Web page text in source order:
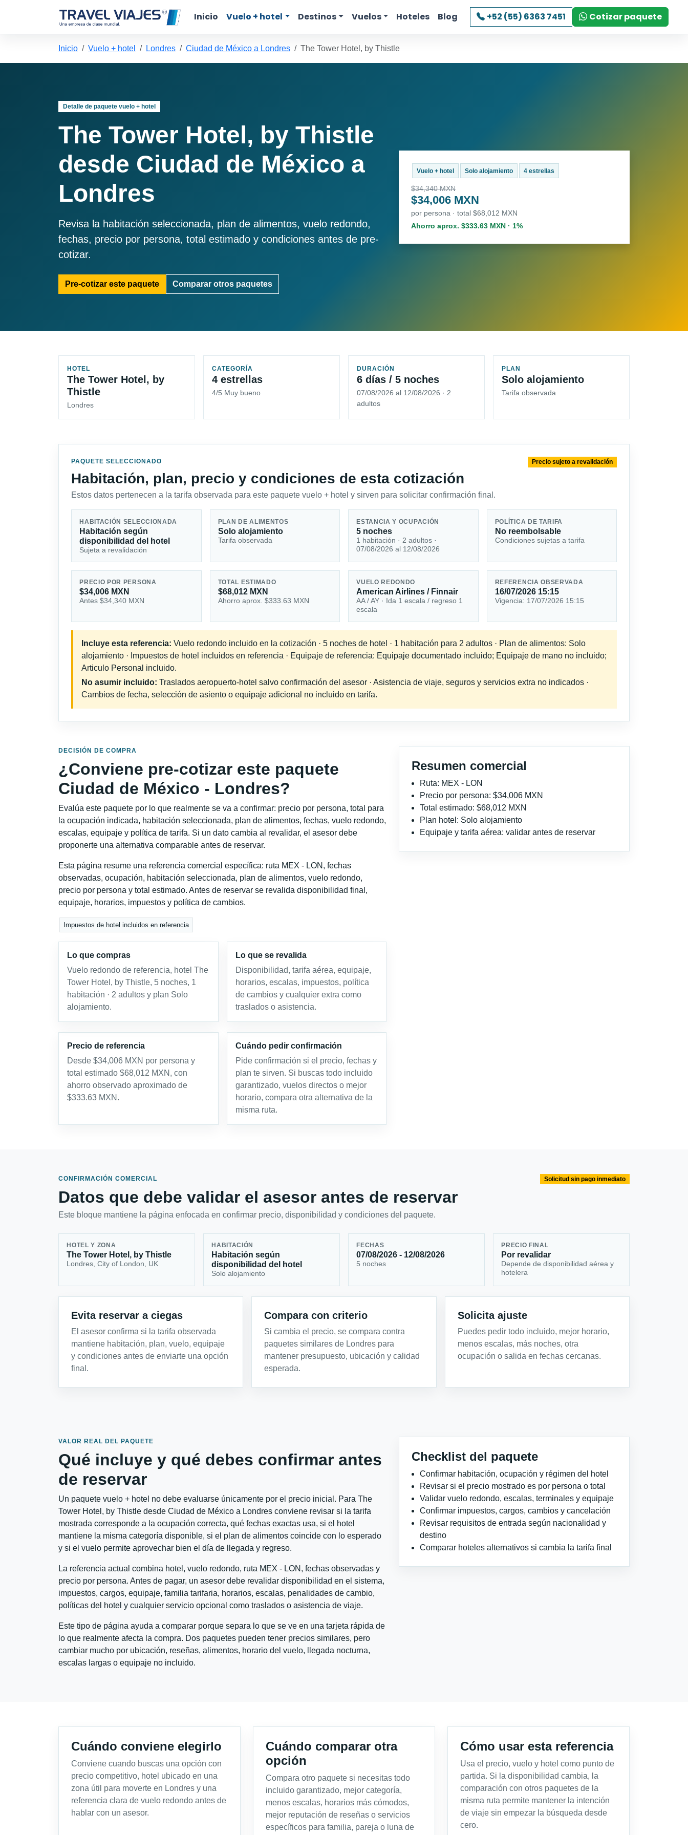
Inicio Vuelo + hotel Destinos Vuelos Hoteles Blog +52 (55) 6363 7451 Cotizar paquete
Inicio Vuelo + hotel Londres Ciudad de México a Londres The Tower Hotel, by Thistle
Detalle de paquete vuelo + hotel
The Tower Hotel, by Thistle
desde Ciudad de México a
Londres
Revisa la habitación seleccionada, plan de alimentos, vuelo redondo,
fechas, precio por persona, total estimado y condiciones antes de pre-
cotizar.
Pre-cotizar este paquete Comparar otros paquetes
Vuelo + hotel Solo alojamiento 4 estrellas
$34,340 MXN
$34,006 MXN
por persona · total $68,012 MXN
Ahorro aprox. $333.63 MXN · 1%
HOTEL
The Tower Hotel, by
Thistle
Londres
CATEGORÍA
4 estrellas
4/5 Muy bueno
DURACIÓN
6 días / 5 noches
07/08/2026 al 12/08/2026 · 2
adultos
PLAN
Solo alojamiento
Tarifa observada
PAQUETE SELECCIONADO
Habitación, plan, precio y condiciones de esta cotización
Estos datos pertenecen a la tarifa observada para este paquete vuelo + hotel y sirven para solicitar confirmación final.
Precio sujeto a revalidación
HABITACIÓN SELECCIONADA
Habitación según
disponibilidad del hotel
Sujeta a revalidación
PLAN DE ALIMENTOS
Solo alojamiento
Tarifa observada
ESTANCIA Y OCUPACIÓN
5 noches
1 habitación · 2 adultos ·
07/08/2026 al 12/08/2026
POLÍTICA DE TARIFA
No reembolsable
Condiciones sujetas a tarifa
PRECIO POR PERSONA
$34,006 MXN
Antes $34,340 MXN
TOTAL ESTIMADO
$68,012 MXN
Ahorro aprox. $333.63 MXN
VUELO REDONDO
American Airlines / Finnair
AA / AY · Ida 1 escala / regreso 1
escala
REFERENCIA OBSERVADA
16/07/2026 15:15
Vigencia: 17/07/2026 15:15
Incluye esta referencia: Vuelo redondo incluido en la cotización · 5 noches de hotel · 1 habitación para 2 adultos · Plan de alimentos: Solo
alojamiento · Impuestos de hotel incluidos en referencia · Equipaje de referencia: Equipaje documentado incluido; Equipaje de mano no incluido;
Articulo Personal incluido.
No asumir incluido: Traslados aeropuerto-hotel salvo confirmación del asesor · Asistencia de viaje, seguros y servicios extra no indicados ·
Cambios de fecha, selección de asiento o equipaje adicional no incluido en tarifa.
DECISIÓN DE COMPRA
¿Conviene pre-cotizar este paquete
Ciudad de México - Londres?
Evalúa este paquete por lo que realmente se va a confirmar: precio por persona, total para
la ocupación indicada, habitación seleccionada, plan de alimentos, fechas, vuelo redondo,
escalas, equipaje y política de tarifa. Si un dato cambia al revalidar, el asesor debe
proponerte una alternativa comparable antes de reservar.
Esta página resume una referencia comercial específica: ruta MEX - LON, fechas
observadas, ocupación, habitación seleccionada, plan de alimentos, vuelo redondo,
precio por persona y total estimado. Antes de reservar se revalida disponibilidad final,
equipaje, horarios, impuestos y política de cambios.
Impuestos de hotel incluidos en referencia
Lo que compras
Vuelo redondo de referencia, hotel The
Tower Hotel, by Thistle, 5 noches, 1
habitación · 2 adultos y plan Solo
alojamiento.
Lo que se revalida
Disponibilidad, tarifa aérea, equipaje,
horarios, escalas, impuestos, política
de cambios y cualquier extra como
traslados o asistencia.
Precio de referencia
Desde $34,006 MXN por persona y
total estimado $68,012 MXN, con
ahorro observado aproximado de
$333.63 MXN.
Cuándo pedir confirmación
Pide confirmación si el precio, fechas y
plan te sirven. Si buscas todo incluido
garantizado, vuelos directos o mejor
horario, compara otra alternativa de la
misma ruta.
Resumen comercial
Ruta: MEX - LON
Precio por persona: $34,006 MXN
Total estimado: $68,012 MXN
Plan hotel: Solo alojamiento
Equipaje y tarifa aérea: validar antes de reservar
CONFIRMACIÓN COMERCIAL
Datos que debe validar el asesor antes de reservar
Este bloque mantiene la página enfocada en confirmar precio, disponibilidad y condiciones del paquete.
Solicitud sin pago inmediato
HOTEL Y ZONA
The Tower Hotel, by Thistle
Londres, City of London, UK
HABITACIÓN
Habitación según
disponibilidad del hotel
Solo alojamiento
FECHAS
07/08/2026 - 12/08/2026
5 noches
PRECIO FINAL
Por revalidar
Depende de disponibilidad aérea y
hotelera
Evita reservar a ciegas
El asesor confirma si la tarifa observada
mantiene habitación, plan, vuelo, equipaje
y condiciones antes de enviarte una opción
final.
Compara con criterio
Si cambia el precio, se compara contra
paquetes similares de Londres para
mantener presupuesto, ubicación y calidad
esperada.
Solicita ajuste
Puedes pedir todo incluido, mejor horario,
menos escalas, más noches, otra
ocupación o salida en fechas cercanas.
VALOR REAL DEL PAQUETE
Qué incluye y qué debes confirmar antes
de reservar
Un paquete vuelo + hotel no debe evaluarse únicamente por el precio inicial. Para The
Tower Hotel, by Thistle desde Ciudad de México a Londres conviene revisar si la tarifa
mostrada corresponde a la ocupación correcta, qué fechas exactas usa, si el hotel
mantiene la misma categoría disponible, si el plan de alimentos coincide con lo esperado
y si el vuelo permite aprovechar bien el día de llegada y regreso.
La referencia actual combina hotel, vuelo redondo, ruta MEX - LON, fechas observadas y
precio por persona. Antes de pagar, un asesor debe revalidar disponibilidad en el sistema,
impuestos, cargos, equipaje, familia tarifaria, horarios, escalas, penalidades de cambio,
políticas del hotel y cualquier servicio opcional como traslados o asistencia de viaje.
Este tipo de página ayuda a comparar porque separa lo que se ve en una tarjeta rápida de
lo que realmente afecta la compra. Dos paquetes pueden tener precios similares, pero
cambiar mucho por ubicación, reseñas, alimentos, horario del vuelo, llegada nocturna,
escalas largas o equipaje no incluido.
Checklist del paquete
Confirmar habitación, ocupación y régimen del hotel
Revisar si el precio mostrado es por persona o total
Validar vuelo redondo, escalas, terminales y equipaje
Confirmar impuestos, cargos, cambios y cancelación
Revisar requisitos de entrada según nacionalidad y
destino
Comparar hoteles alternativos si cambia la tarifa final
Cuándo conviene elegirlo
Conviene cuando buscas una opción con
precio competitivo, hotel ubicado en una
zona útil para moverte en Londres y una
referencia clara de vuelo redondo antes de
hablar con un asesor.
Cuándo comparar otra
opción
Compara otro paquete si necesitas todo
incluido garantizado, mejor categoría,
menos escalas, horarios más cómodos,
mejor reputación de reseñas o servicios
específicos para familia, pareja o luna de
Cómo usar esta referencia
Usa el precio, vuelo y hotel como punto de
partida. Si la disponibilidad cambia, la
comparación con otros paquetes de la
misma ruta permite mantener la intención
de viaje sin empezar la búsqueda desde
cero.